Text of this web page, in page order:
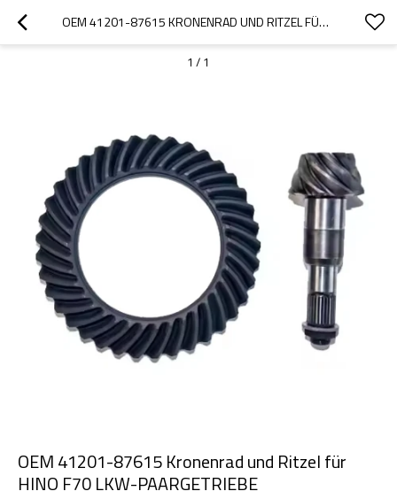
OEM 41201-87615 KRONENRAD UND RITZEL FÜR HINO F70 LKW-PAARGETRIEBE
1 / 1
OEM 41201-87615 Kronenrad und Ritzel für
HINO F70 LKW-PAARGETRIEBE